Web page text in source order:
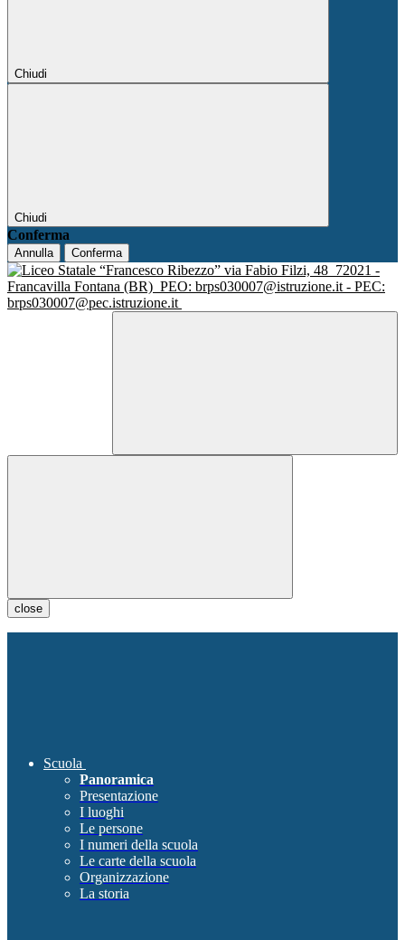
Chiudi
Chiudi
Conferma
Annulla Conferma
via Fabio Filzi, 48 72021 -
Francavilla Fontana (BR) PEO: brps030007@istruzione.it - PEC:
brps030007@pec.istruzione.it
close
Scuola
Panoramica
Presentazione
I luoghi
Le persone
I numeri della scuola
Le carte della scuola
Organizzazione
La storia